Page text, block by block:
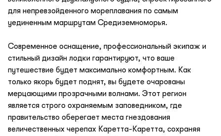
для непревзойденного мореплавания по самым
уединенным маршрутам Средиземноморья.
Современное оснащение, профессиональный экипаж и
стильный дизайн лодки гарантируют, что ваше
путешествие будет максимально комфортным. Как
только якорь будет поднят, вы будете очарованы
мерцающими прозрачными волнами. Этот регион
является строго охраняемым заповедником, где
правительство оберегает места гнездования
величественных черепах Каретта-Каретта, сохраняя